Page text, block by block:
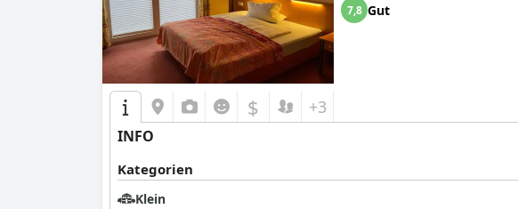
7,8 Gut
$ +3
INFO
Kategorien
Klein